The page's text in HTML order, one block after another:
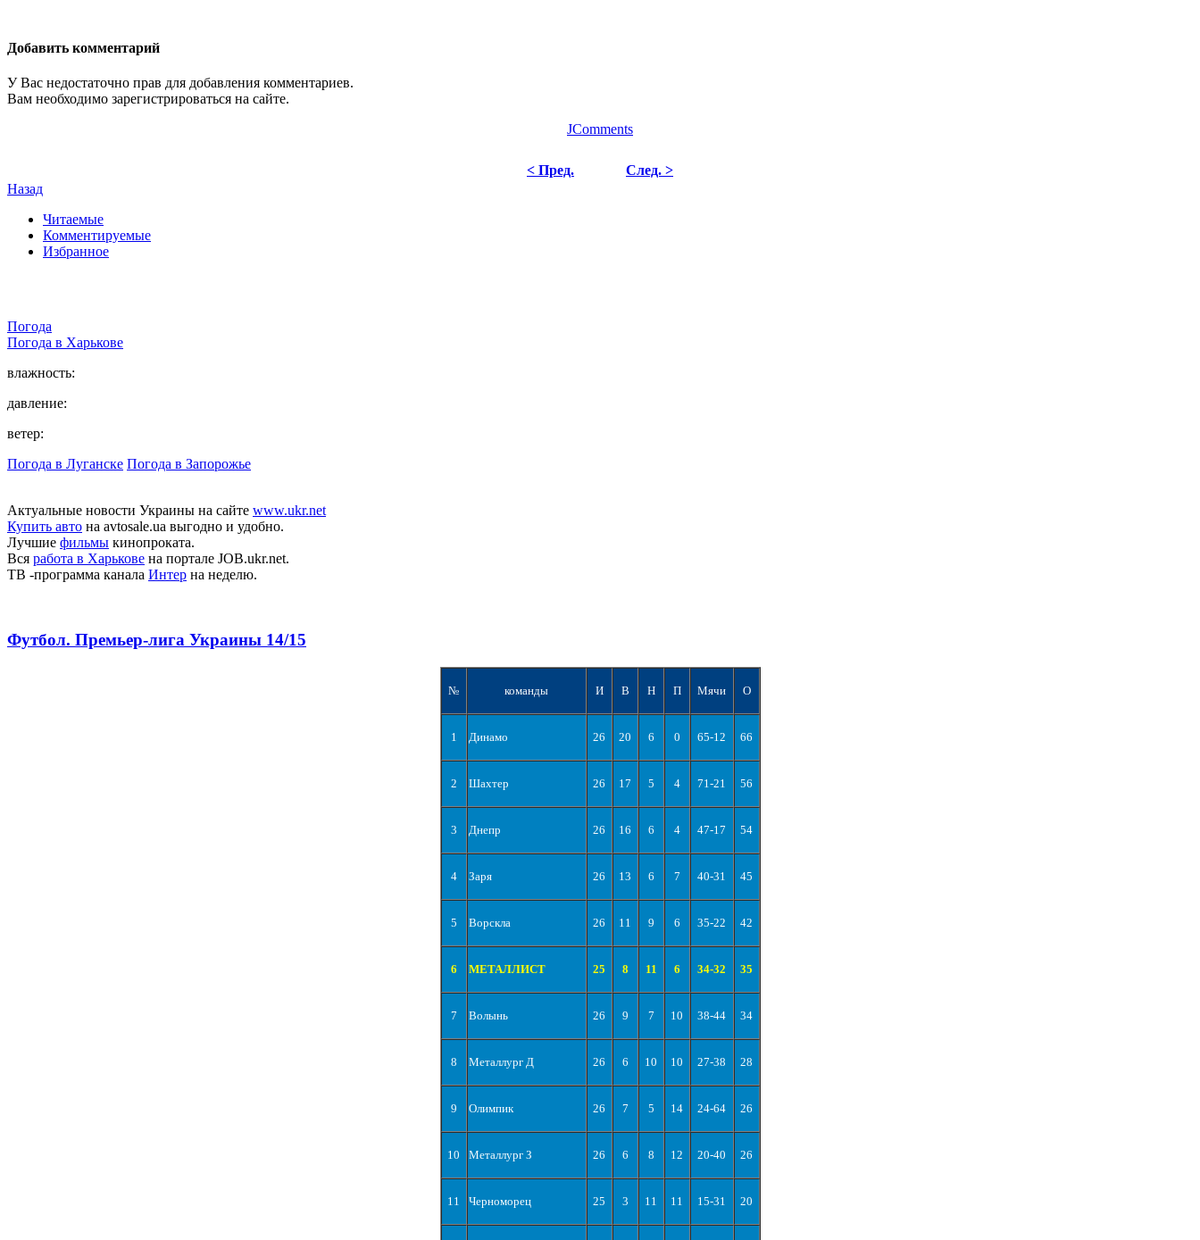
Добавить комментарий
У Вас недостаточно прав для добавления комментариев.
Вам необходимо зарегистрироваться на сайте.
JComments
< Пред.
След. >
Назад
Читаемые
Комментируемые
Избранное
Погода
Погода в Харькове
влажность:
давление:
ветер:
Погода в Луганске Погода в Запорожье
Актуальные новости Украины на сайте www.ukr.net
Купить авто на avtosale.ua выгодно и удобно.
Лучшие фильмы кинопроката.
Вся работа в Харькове на портале JOB.ukr.net.
ТВ -программа канала Интер на неделю.
Футбол. Премьер-лига Украины 14/15
№ команды И В Н П Мячи О
1 Динамо 26 20 6 0 65-12 66
2 Шахтер 26 17 5 4 71-21 56
3 Днепр 26 16 6 4 47-17 54
4 Заря 26 13 6 7 40-31 45
5 Ворскла 26 11 9 6 35-22 42
6 МЕТАЛЛИСТ 25 8 11 6 34-32 35
7 Волынь 26 9 7 10 38-44 34
8 Металлург Д 26 6 10 10 27-38 28
9 Олимпик 26 7 5 14 24-64 26
10 Металлург З 26 6 8 12 20-40 26
11 Черноморец 25 3 11 11 15-31 20